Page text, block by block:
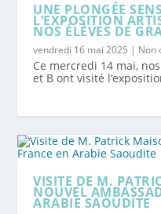
UNE PLONGÉE
L’EXPOSITION
NOS ÉLÈVES DE
vendredi 16 mai 2025 | Non
Ce mercredi 14 mai,
et B ont visité
VISITE DE M.
NOUVEL
ARABIE SAOUDITE